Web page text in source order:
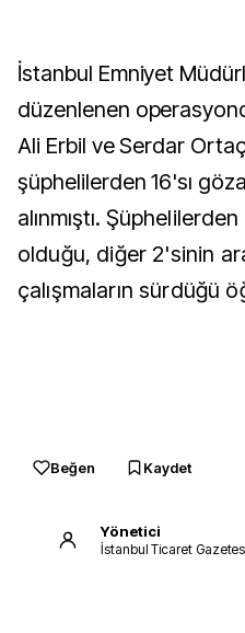
İstanbul Emniyet
düzenlenen
Ali Erbil ve Serdar
şüphelilerden 16'sı
alınmıştı. Şüphelilerden
olduğu, diğer 2'sinin
çalışmaların sürdüğü
Beğen Kaydet
Yönetici
İstanbul Ticaret